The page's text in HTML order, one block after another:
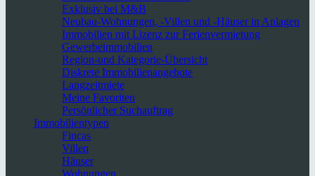
Exklusiv bei M&B
Neubau-Wohnungen, -Villen und -Häuser in Anlagen
Immobilien mit Lizenz zur Ferienvermietung
Gewerbeimmobilien
Region-und Kategorie-Übersicht
Diskrete Immobilienangebote
Langzeitmiete
Meine Favoriten
Persönlicher Suchauftrag
Immobilientypen
Fincas
Villen
Häuser
Wohnungen